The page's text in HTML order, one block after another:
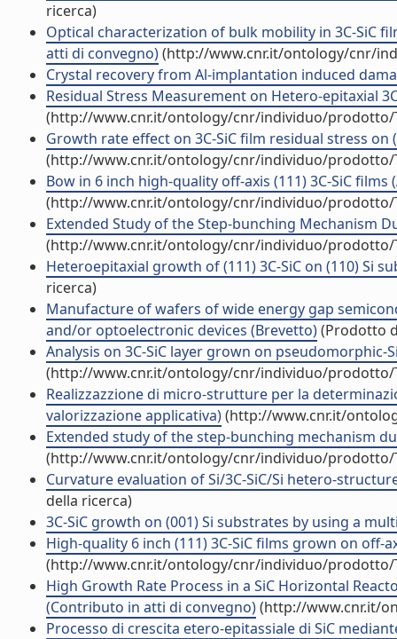
ricerca)
Optical characterization of bulk mobility in 3C-SiC
atti di convegno)(http://www.cnr.it/ontology/cnr/
Crystal recovery from Al-implantation induced
Residual Stress Measurement on Hetero-epitaxial
(http://www.cnr.it/ontology/cnr/individuo/prodotto/
Growth rate effect on 3C-SiC film residual stress
(http://www.cnr.it/ontology/cnr/individuo/prodotto/
Bow in 6 inch high-quality off-axis (111) 3C-SiC
(http://www.cnr.it/ontology/cnr/individuo/prodotto/
Extended Study of the Step-bunching Mechanism
(http://www.cnr.it/ontology/cnr/individuo/prodotto/
Heteroepitaxial growth of (111) 3C-SiC on (110) Si
ricerca)
Manufacture of wafers of wide energy gap
and/or optoelectronic devices (Brevetto)(Prodotto
Analysis on 3C-SiC layer grown on
(http://www.cnr.it/ontology/cnr/individuo/prodotto/
Realizzazzione di micro-strutture per la
valorizzazione applicativa)(http://www.cnr.it/
Extended study of the step-bunching mechanism
(http://www.cnr.it/ontology/cnr/individuo/prodotto/
Curvature evaluation of Si/3C-SiC/Si hetero-
della ricerca)
3C-SiC growth on (001) Si substrates by using a
High-quality 6 inch (111) 3C-SiC films grown on off-
(http://www.cnr.it/ontology/cnr/individuo/prodotto/
High Growth Rate Process in a SiC Horizontal
(Contributo in atti di convegno)(http://www.cnr.it/
Processo di crescita etero-epitassiale di SiC